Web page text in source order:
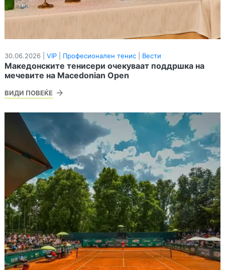
30.06.2026 | VIP Професионален тенис Вести
Македонските тенисери очекуваат поддршка на
мечевите на Macedonian Open
ВИДИ ПОВЕЌЕ